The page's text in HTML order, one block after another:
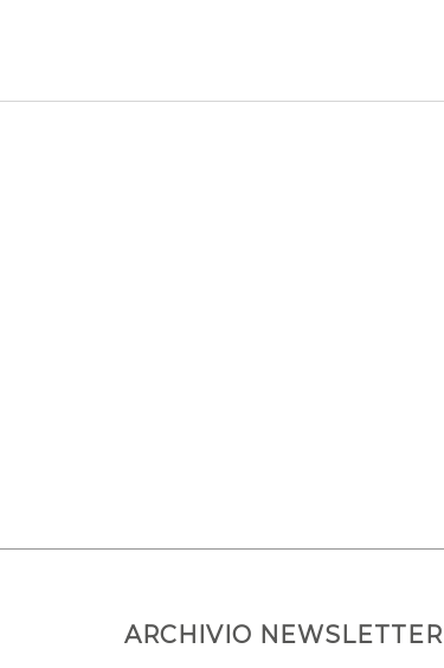
ARCHIVIO NEWSLETTER